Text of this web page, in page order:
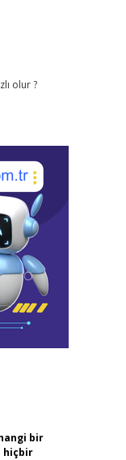
olur ?
bir
hiçbir